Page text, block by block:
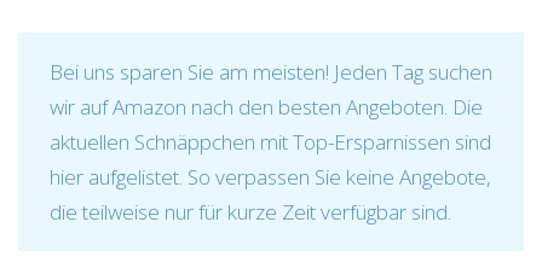
Bei uns sparen Sie am meisten! Jeden Tag suchen
wir auf Amazon nach den besten Angeboten. Die
aktuellen Schnäppchen mit Top-Ersparnissen sind
hier aufgelistet. So verpassen Sie keine Angebote,
die teilweise nur für kurze Zeit verfügbar sind.